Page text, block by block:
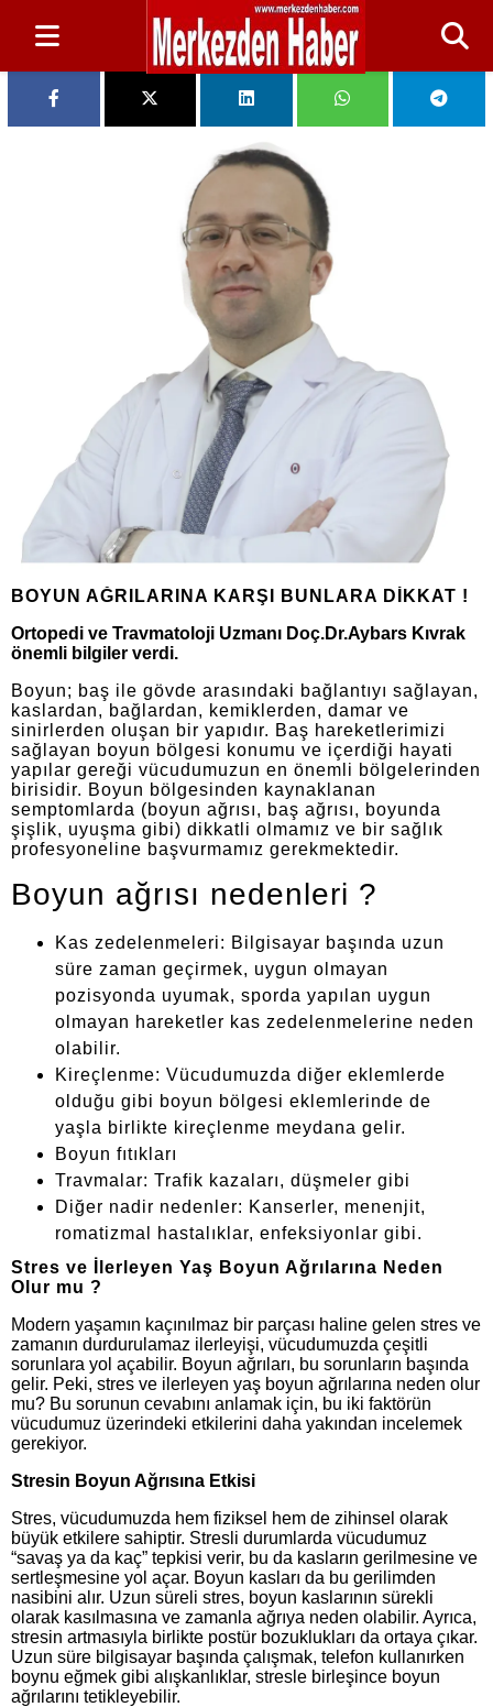
BOYUN AĞRILARINA KARŞI BUNLARA DİKKAT !
Ortopedi ve Travmatoloji Uzmanı Doç.Dr.Aybars Kıvrak
önemli bilgiler verdi.
Boyun; baş ile gövde arasındaki bağlantıyı sağlayan,
kaslardan, bağlardan, kemiklerden, damar ve
sinirlerden oluşan bir yapıdır. Baş hareketlerimizi
sağlayan boyun bölgesi konumu ve içerdiği hayati
yapılar gereği vücudumuzun en önemli bölgelerinden
birisidir. Boyun bölgesinden kaynaklanan
semptomlarda (boyun ağrısı, baş ağrısı, boyunda
şişlik, uyuşma gibi) dikkatli olmamız ve bir sağlık
profesyoneline başvurmamız gerekmektedir.
Boyun ağrısı nedenleri ?
Kas zedelenmeleri: Bilgisayar başında uzun
süre zaman geçirmek, uygun olmayan
pozisyonda uyumak, sporda yapılan uygun
olmayan hareketler kas zedelenmelerine neden
olabilir.
Kireçlenme: Vücudumuzda diğer eklemlerde
olduğu gibi boyun bölgesi eklemlerinde de
yaşla birlikte kireçlenme meydana gelir.
Boyun fıtıkları
Travmalar: Trafik kazaları, düşmeler gibi
Diğer nadir nedenler: Kanserler, menenjit,
romatizmal hastalıklar, enfeksiyonlar gibi.
Stres ve İlerleyen Yaş Boyun Ağrılarına Neden
Olur mu ?
Modern yaşamın kaçınılmaz bir parçası haline gelen stres ve
zamanın durdurulamaz ilerleyişi, vücudumuzda çeşitli
sorunlara yol açabilir. Boyun ağrıları, bu sorunların başında
gelir. Peki, stres ve ilerleyen yaş boyun ağrılarına neden olur
mu? Bu sorunun cevabını anlamak için, bu iki faktörün
vücudumuz üzerindeki etkilerini daha yakından incelemek
gerekiyor.
Stresin Boyun Ağrısına Etkisi
Stres, vücudumuzda hem fiziksel hem de zihinsel olarak
büyük etkilere sahiptir. Stresli durumlarda vücudumuz
“savaş ya da kaç” tepkisi verir, bu da kasların gerilmesine ve
sertleşmesine yol açar. Boyun kasları da bu gerilimden
nasibini alır. Uzun süreli stres, boyun kaslarının sürekli
olarak kasılmasına ve zamanla ağrıya neden olabilir. Ayrıca,
stresin artmasıyla birlikte postür bozuklukları da ortaya çıkar.
Uzun süre bilgisayar başında çalışmak, telefon kullanırken
boynu eğmek gibi alışkanlıklar, stresle birleşince boyun
ağrılarını tetikleyebilir.